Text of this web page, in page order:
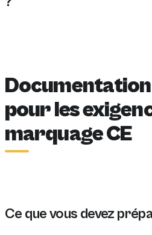
pour les
marquage CE
Ce que vous devez